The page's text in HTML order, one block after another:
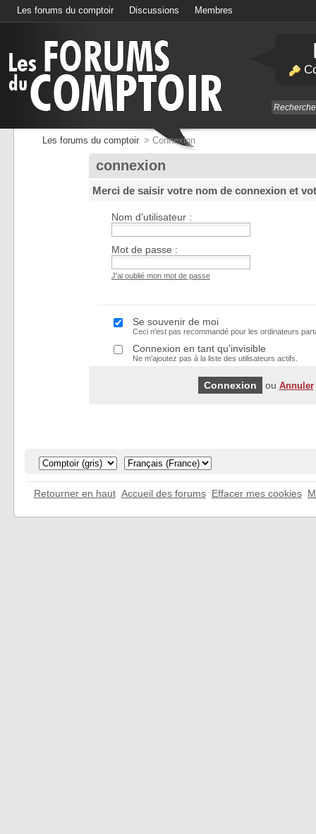
Les forums du comptoir Discussions Membres
Les forums du comptoir > Connexion
connexion
Merci de saisir votre nom de connexion et
Nom d'utilisateur :
Mot de passe :
J'ai oublié mon mot de passe
Se souvenir de moi
Ceci n'est pas recommandé pour les ordinateurs
Connexion en tant qu'invisible
Ne m'ajoutez pas à la liste des utilisateurs actifs.
ou Annuler
Retourner en haut Accueil des forums Effacer mes cookies